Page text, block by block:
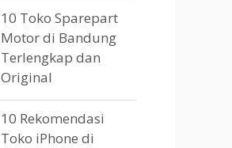
10 Toko Sparepart
Motor di Bandung
Terlengkap dan
Original
10 Rekomendasi
Toko iPhone di